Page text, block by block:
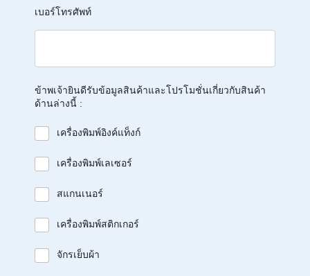
เบอร์โทรศัพท์
ข้าพเจ้ายินดีรับข้อมูลสินค้าและโปรโมชั่นเกี่ยวกับสินค้า
ด้านล่างนี้ :
เครื่องพิมพ์อิงค์แท็งก์
เครื่องพิมพ์เลเซอร์
สแกนเนอร์
เครื่องพิมพ์สติกเกอร์
จักรเย็บผ้า